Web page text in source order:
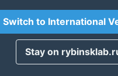
Switch to International
Stay on
Материалы сайта —
и
за возможный
Используя сайт, вы
Принято